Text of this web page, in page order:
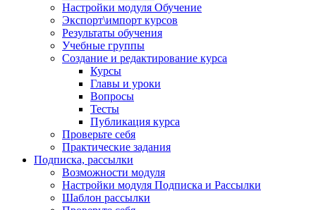
Настройки модуля Обучение
Экспорт\импорт курсов
Результаты обучения
Учебные группы
Создание и редактирование курса
Курсы
Главы и уроки
Вопросы
Тесты
Публикация курса
Проверьте себя
Практические задания
Подписка, рассылки
Возможности модуля
Настройки модуля Подписка и Рассылки
Шаблон рассылки